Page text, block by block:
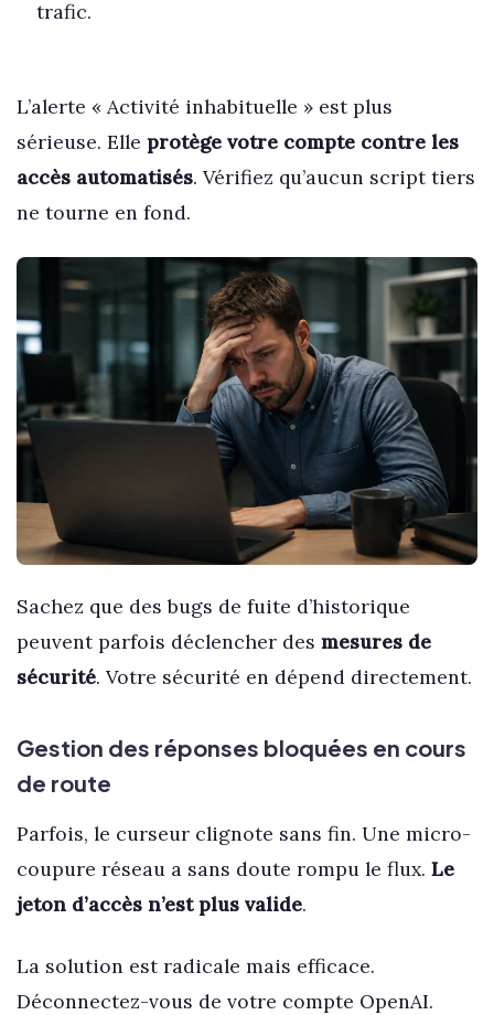
trafic.
L’alerte « Activité inhabituelle » est plus
sérieuse. Elle protège votre compte contre les
accès automatisés. Vérifiez qu’aucun script tiers
ne tourne en fond.
Sachez que des bugs de fuite d’historique
peuvent parfois déclencher des mesures de
sécurité. Votre sécurité en dépend directement.
Gestion des réponses bloquées en cours
de route
Parfois, le curseur clignote sans fin. Une micro-
coupure réseau a sans doute rompu le flux. Le
jeton d’accès n’est plus valide.
La solution est radicale mais efficace.
Déconnectez-vous de votre compte OpenAI.